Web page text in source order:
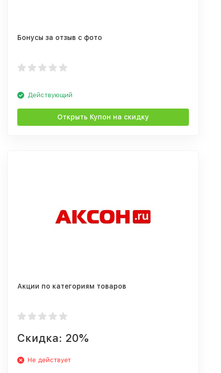
Бонусы за отзыв с фото
Действующий
Открыть Купон на скидку
Акции по категориям товаров
Скидка: 20%
Не действует